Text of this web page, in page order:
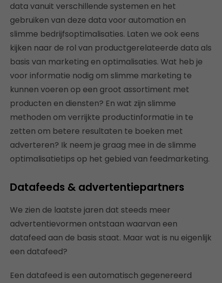
data vanuit verschillende systemen en het
gebruiken van deze data voor automation en
slimme bedrijfsoptimalisaties. Laten we ook eens
kijken naar de rol van productgerelateerde data als
basis van marketing en optimalisaties. Wat heb je
voor informatie nodig om slimme marketing te
kunnen voeren op een groot assortiment met
producten en diensten? En wat zijn slimme
methoden om verrijkte productinformatie in te
zetten om betere resultaten te boeken met
adverteren? Ik neem je graag mee in de slimme
optimalisatietips op het gebied van feedmarketing.
Datafeeds & advertentiepartners
We zien de laatste jaren dat steeds meer
advertentievormen ontstaan waarvan een
datafeed aan de basis staat. Maar wat is nu eigenlijk
een datafeed?
Een datafeed is een automatisch gegenereerd